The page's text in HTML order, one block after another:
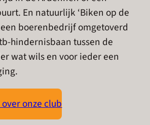
En natuurlijk ‘Biken op de
boerenbedrijf omgetoverd
hindernisbaan tussen de
wat wils en voor ieder een
onze club